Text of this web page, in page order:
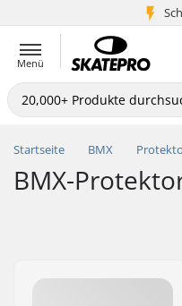
Menü
Startseite BMX
BMX-